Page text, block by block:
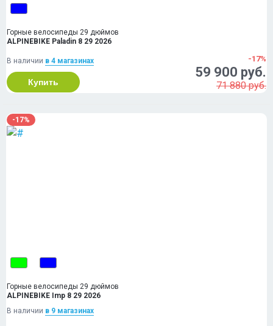
Горные велосипеды 29 дюймов
ALPINEBIKE Paladin 8 29 2026
В наличии в 4 магазинах
Купить
-17%
59 900 руб.
71 880 руб.
-17%
Горные велосипеды 29 дюймов
ALPINEBIKE Imp 8 29 2026
В наличии в 9 магазинах